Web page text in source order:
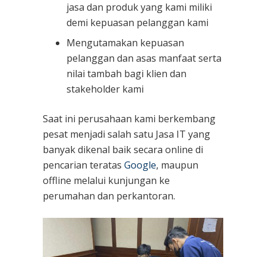
jasa dan produk yang kami miliki
demi kepuasan pelanggan kami
Mengutamakan kepuasan
pelanggan dan asas manfaat serta
nilai tambah bagi klien dan
stakeholder kami
Saat ini perusahaan kami berkembang
pesat menjadi salah satu Jasa IT yang
banyak dikenal baik secara online di
pencarian teratas Google, maupun
offline melalui kunjungan ke
perumahan dan perkantoran.